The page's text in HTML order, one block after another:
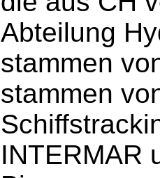
Abteilung
stammen
stammen
INTERMAR